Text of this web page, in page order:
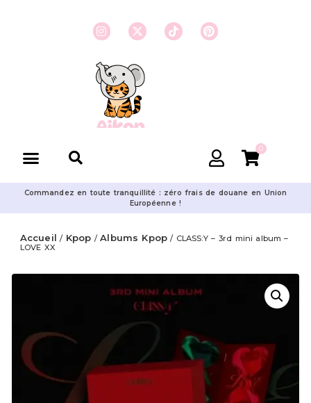
0
Commandez en toute tranquillité : zéro frais de douane en Union
Européenne !
Accueil / Kpop /Albums Kpop/ CLASS:Y – 3rd mini album –
LOVE XX